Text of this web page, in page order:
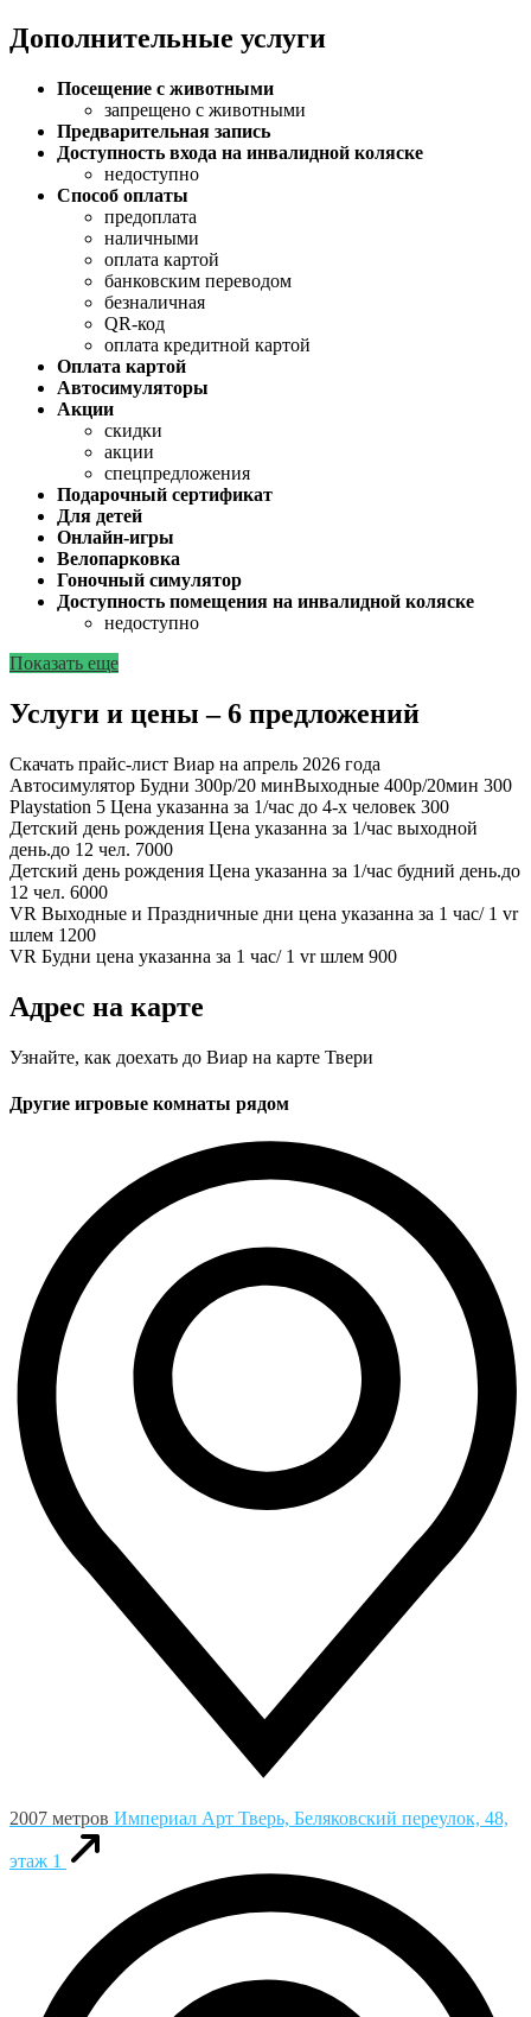
Дополнительные услуги
Посещение с животными
запрещено с животными
Предварительная запись
Доступность входа на инвалидной коляске
недоступно
Способ оплаты
предоплата
наличными
оплата картой
банковским переводом
безналичная
QR-код
оплата кредитной картой
Оплата картой
Автосимуляторы
Акции
скидки
акции
спецпредложения
Подарочный сертификат
Для детей
Онлайн-игры
Велопарковка
Гоночный симулятор
Доступность помещения на инвалидной коляске
недоступно
Показать еще
Услуги и цены – 6 предложений
Скачать прайс-лист Виар на апрель 2026 года
Автосимулятор Будни 300р/20 минВыходные 400р/20мин 300
Playstation 5 Цена указанна за 1/час до 4-х человек 300
Детский день рождения Цена указанна за 1/час выходной
день.до 12 чел. 7000
Детский день рождения Цена указанна за 1/час будний день.до
12 чел. 6000
VR Выходные и Праздничные дни цена указанна за 1 час/ 1 vr
шлем 1200
VR Будни цена указанна за 1 час/ 1 vr шлем 900
Адрес на карте
Узнайте, как доехать до Виар на карте Твери
Другие игровые комнаты рядом
2007 метров Империал Арт Тверь, Беляковский переулок, 48,
этаж 1